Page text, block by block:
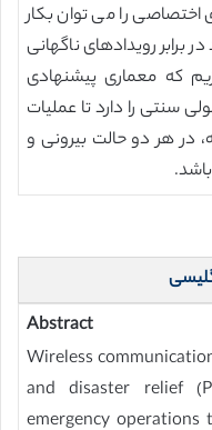
اختصاصی را می توان بکار
برابر رویدادهای ناگهانی
که معماری پیشنهادی
سنتی را دارد تا عملیات
در هر دو حالت بیرونی و
Abstract
Wireless
and disaster relief
emergency